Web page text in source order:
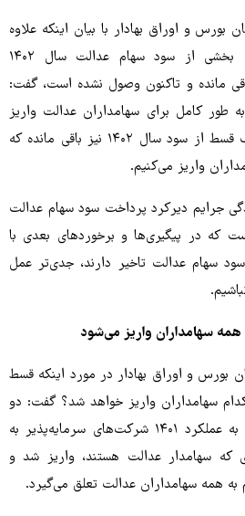
بورس و اوراق بهادار با بیان اینکه علاوه
بر سود سهام عدالت ۱۴۰۱، بخشی از سود سهام عدالت سال ۱۴۰۲
مانده و تاکنون وصول نشده است، گفت:
عدالت ۱۴۰۳ نیز به طور کامل برای سهامداران عدالت واریز
نشده است. البته به ناچار یک قسط از سود سال ۱۴۰۲ نیز باقی مانده که
واریز می‌کنیم.
جرایم دیرکرد پرداخت سود سهام عدالت
که در پیگیری‌ها و برخوردهای بعدی با
سهام عدالت تاخیر دارند، جدی‌تر عمل
سهامداران واریز می‌شود
بورس و اوراق بهادار در مورد اینکه قسط
سهامداران واریز خواهد شد؟ گفت: دو
قسط از سهام عدالت مربوط به عملکرد ۱۴۰۱ شرکت‌های سرمایه‌پذیر به
نفری که سهامدار عدالت هستند، واریز شد و
همه سهامداران عدالت تعلق می‌گیرد.